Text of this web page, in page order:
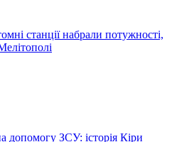
станції набрали потужності,
допомогу ЗСУ: історія Кіри